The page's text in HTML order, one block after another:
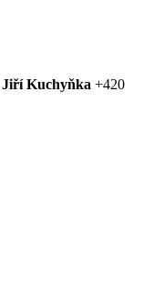
Jiří Kuchyňka +420